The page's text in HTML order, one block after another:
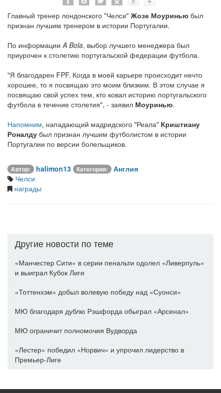
Главный тренер лондонского "Челси" Жозе Моуринью был
признан лучшим тренером в истории Португалии.
По информацииA Bola, выбор лучшего менеджера был
приурочен к столетию португальской федерации футбола.
"Я благодарен FPF. Когда в моей карьере происходит нечто
хорошее, то я посвящаю это моим близким. В этом случае я
посвящаю свой успех тем, кто ковал историю португальского
футбола в течение столетия", - заявил Моуринью.
Напомним, нападающий мадридского "Реала" Криштиану
Роналду был признан лучшим футболистом в истории
Португалии по версии болельщиков.
Автор: halimon13 Категория:
Англия
Челси
награды
Другие новости по теме
«Манчестер Сити» в серии пенальти одолел «Ливерпуль»
и выиграл Кубок Лиги
«Тоттенхэм» добыл волевую победу над «Суонси»
МЮ благодаря дублю Рэшфорда обыграл «Арсенал»
МЮ ограничит полномочия Вудворда
«Лестер» победил «Норвич» и упрочил лидерство в
Премьер-Лиге